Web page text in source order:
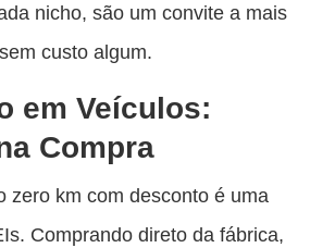
nicho, são um convite a mais
custo algum.
em Veículos:
Compra
zero km com desconto é uma
Comprando direto da fábrica,